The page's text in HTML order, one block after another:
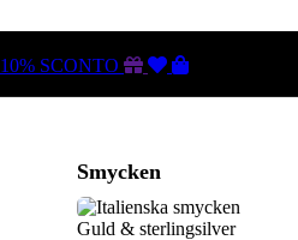
10% SCONTO Gutscheine
Wunschliste
Warenkorb
Smycken
Guld & sterlingsilver